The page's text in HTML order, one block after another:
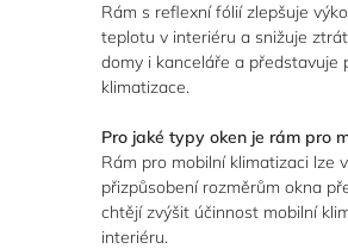
Rám s reflexní fólií zlepšuje
teplotu v interiéru a snižuje
domy i kanceláře a představuje
klimatizace.
Pro jaké typy oken je rám pro
Rám pro mobilní klimatizaci lze
přizpůsobení rozměrům okna
chtějí zvýšit účinnost mobilní
interiéru.